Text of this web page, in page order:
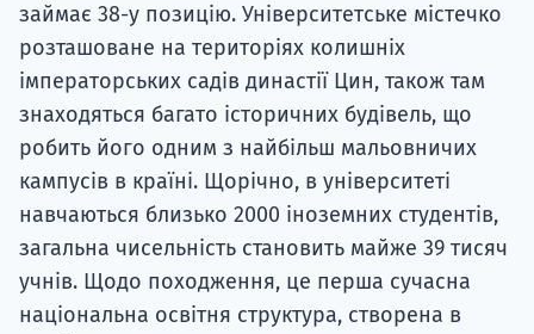
займає 38-у позицію. Університетське містечко
розташоване на територіях колишніх
імператорських садів династії Цин, також там
знаходяться багато історичних будівель, що
робить його одним з найбільш мальовничих
кампусів в країні. Щорічно, в університеті
навчаються близько 2000 іноземних студентів,
загальна чисельність становить майже 39 тисяч
учнів. Щодо походження, це перша сучасна
національна освітня структура, створена в